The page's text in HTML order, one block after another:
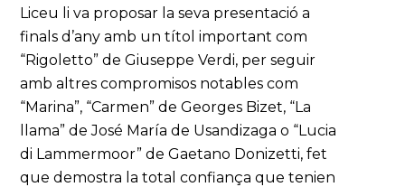
Liceu li va proposar la seva presentació a
finals d’any amb un títol important com
“Rigoletto” de Giuseppe Verdi, per seguir
amb altres compromisos notables com
“Marina”, “Carmen” de Georges Bizet, “La
llama” de José María de Usandizaga o “Lucia
di Lammermoor” de Gaetano Donizetti, fet
que demostra la total confiança que tenien